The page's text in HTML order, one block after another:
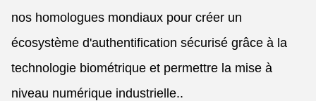
nos homologues mondiaux pour créer un
écosystème d'authentification sécurisé grâce à la
technologie biométrique et permettre la mise à
niveau numérique industrielle..